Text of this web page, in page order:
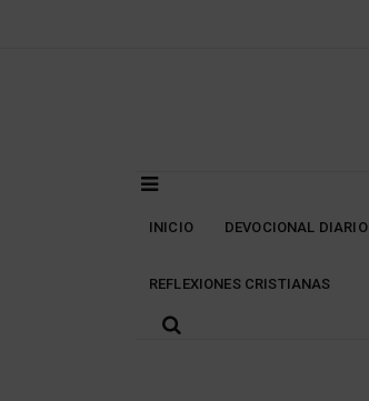
INICIO DEVOCIONAL DIARIO
REFLEXIONES CRISTIANAS